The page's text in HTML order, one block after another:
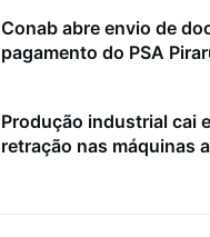
Conab abre envio de
pagamento do PSA
Produção industrial cai
retração nas máquinas